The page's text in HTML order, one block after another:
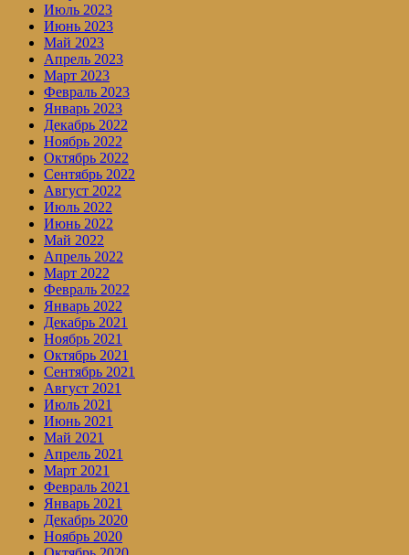
Июль 2023
Июнь 2023
Май 2023
Апрель 2023
Март 2023
Февраль 2023
Январь 2023
Декабрь 2022
Ноябрь 2022
Октябрь 2022
Сентябрь 2022
Август 2022
Июль 2022
Июнь 2022
Май 2022
Апрель 2022
Март 2022
Февраль 2022
Январь 2022
Декабрь 2021
Ноябрь 2021
Октябрь 2021
Сентябрь 2021
Август 2021
Июль 2021
Июнь 2021
Май 2021
Апрель 2021
Март 2021
Февраль 2021
Январь 2021
Декабрь 2020
Ноябрь 2020